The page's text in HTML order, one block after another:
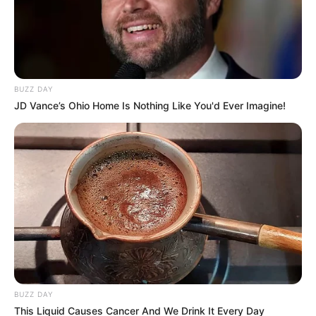
Hacienda Nápoles
Hipopótamos - Antioquia - 2024
Por:
Verónica Gómez Perea
Julio 16, 2025
BUZZ DAY
JD Vance’s Ohio Home Is Nothing Like You'd Ever Imagine!
BUZZ DAY
This Liquid Causes Cancer And We Drink It Every Day